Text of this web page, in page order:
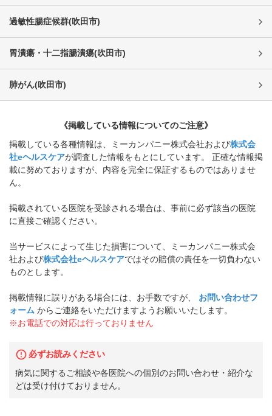
過敏性腸症候群(吹田市)
胃潰瘍・十二指腸潰瘍(吹田市)
肺がん(吹田市)
《掲載している情報についてのご注意》
掲載している各種情報は、ミーカンパニー株式会社および株式会
社eヘルスケアが調査した情報をもとにしています。 正確な情報掲
載に努めておりますが、内容を完全に保証するものではありませ
ん。
掲載されている医院を受診される場合は、事前に必ず該当の医院
に直接ご確認ください。
当サービスによって生じた損害について、ミーカンパニー株式会
社および株式会社eヘルスケアではその賠償の責任を一切負わない
ものとします。
掲載情報に誤りがある場合には、お手数ですが、
お問い合わせフ
ォーム からご連絡をいただけますようお願いいたします。
※お電話での対応は行っておりません
必ずお読みください
病気に関するご相談や各医院への個別のお問い合わせ・紹介な
どは受け付けておりません。